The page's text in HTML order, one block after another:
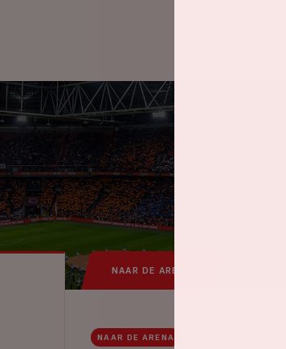
NAAR DE ARENA
NAAR DE ARENA